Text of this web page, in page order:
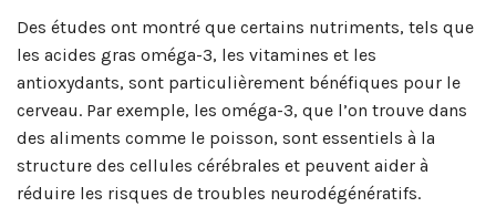
Des études ont montré que certains nutriments, tels que
les acides gras oméga-3, les vitamines et les
antioxydants, sont particulièrement bénéfiques pour le
cerveau. Par exemple, les oméga-3, que l’on trouve dans
des aliments comme le poisson, sont essentiels à la
structure des cellules cérébrales et peuvent aider à
réduire les risques de troubles neurodégénératifs.